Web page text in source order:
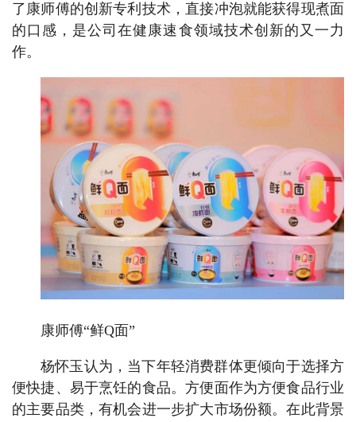
了康师傅的创新专利技术，直接冲泡就能获得现煮面
的口感，是公司在健康速食领域技术创新的又一力
作。
康师傅“鲜Q面”
杨怀玉认为，当下年轻消费群体更倾向于选择方
便快捷、易于烹饪的食品。方便面作为方便食品行业
的主要品类，有机会进一步扩大市场份额。在此背景